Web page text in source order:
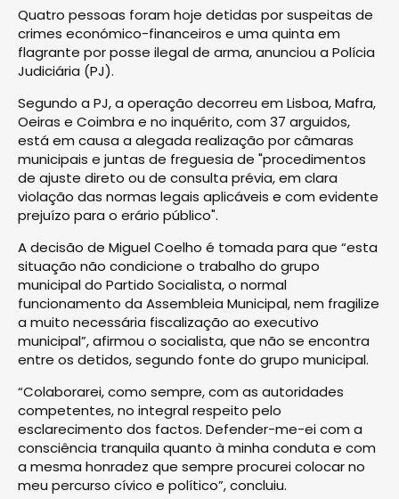
Quatro pessoas foram hoje detidas por suspeitas de
crimes económico-financeiros e uma quinta em
flagrante por posse ilegal de arma, anunciou a Polícia
Judiciária (PJ).
Segundo a PJ, a operação decorreu em Lisboa, Mafra,
Oeiras e Coimbra e no inquérito, com 37 arguidos,
está em causa a alegada realização por câmaras
municipais e juntas de freguesia de "procedimentos
de ajuste direto ou de consulta prévia, em clara
violação das normas legais aplicáveis e com evidente
prejuízo para o erário público".
A decisão de Miguel Coelho é tomada para que “esta
situação não condicione o trabalho do grupo
municipal do Partido Socialista, o normal
funcionamento da Assembleia Municipal, nem fragilize
a muito necessária fiscalização ao executivo
municipal”, afirmou o socialista, que não se encontra
entre os detidos, segundo fonte do grupo municipal.
“Colaborarei, como sempre, com as autoridades
competentes, no integral respeito pelo
esclarecimento dos factos. Defender-me-ei com a
consciência tranquila quanto à minha conduta e com
a mesma honradez que sempre procurei colocar no
meu percurso cívico e político”, concluiu.